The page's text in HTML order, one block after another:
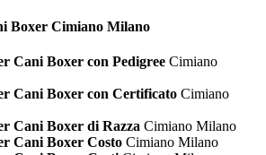
Boxer Cimiano Milano
Cani Boxer con Pedigree Cimiano
Cani Boxer con Certificato Cimiano
Cani Boxer di Razza Cimiano Milano
Cani Boxer Costo Cimiano Milano